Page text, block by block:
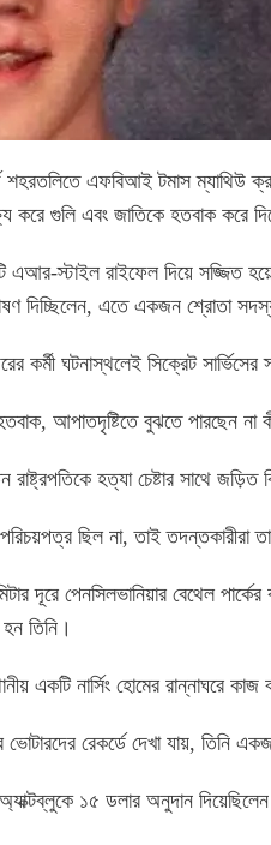
শহরতলিতে এফবিআই টমাস
করে গুলি এবং জাতিকে হতবাক করে
স্টাইল রাইফেল দিয়ে সজ্জিত হয়ে
ভাষণ দিচ্ছিলেন, এতে একজন
কর্মী ঘটনাস্থলেই সিক্রেট
আপাতদৃষ্টিতে বুঝতে পারছেন
হত্যা চেষ্টার সাথে
ছিল না, তাই তদন্তকারীরা
দূরে পেনসিলভানিয়ার বেথেল
তিনি।
একটি নার্সিং হোমের রান্নাঘরে
রেকর্ডে দেখা যায়, তিনি
১৫ ডলার অনুদান